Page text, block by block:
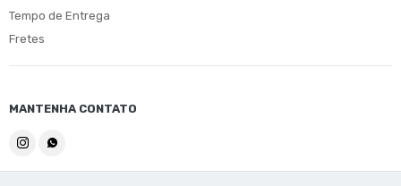
Tempo de Entrega
Fretes
MANTENHA CONTATO